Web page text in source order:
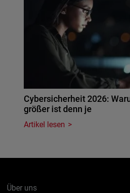
Cybersicherheit 2026:
größer ist denn je
Artikel lesen
Über uns